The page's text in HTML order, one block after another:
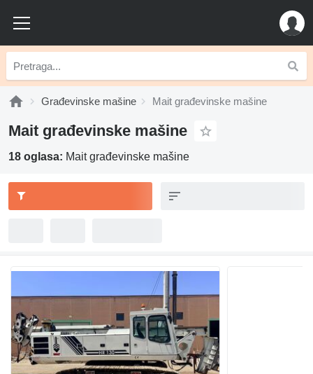
Građevinske mašine Mait građevinske mašine
Mait građevinske mašine
18 oglasa: Mait građevinske mašine